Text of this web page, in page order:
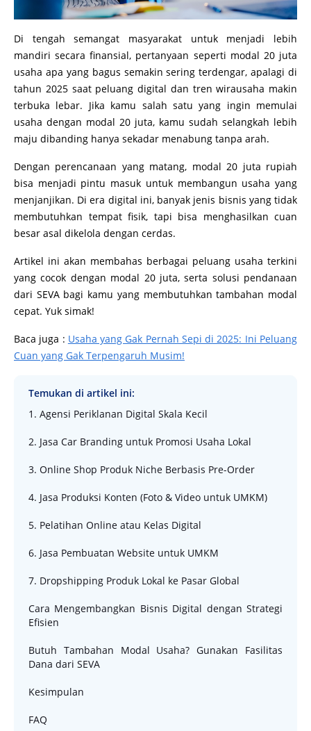
Di tengah semangat masyarakat untuk menjadi lebih
mandiri secara finansial, pertanyaan seperti modal 20 juta
usaha apa yang bagus semakin sering terdengar, apalagi di
tahun 2025 saat peluang digital dan tren wirausaha makin
terbuka lebar. Jika kamu salah satu yang ingin memulai
usaha dengan modal 20 juta, kamu sudah selangkah lebih
maju dibanding hanya sekadar menabung tanpa arah.
Dengan perencanaan yang matang, modal 20 juta rupiah
bisa menjadi pintu masuk untuk membangun usaha yang
menjanjikan. Di era digital ini, banyak jenis bisnis yang tidak
membutuhkan tempat fisik, tapi bisa menghasilkan cuan
besar asal dikelola dengan cerdas.
Artikel ini akan membahas berbagai peluang usaha terkini
yang cocok dengan modal 20 juta, serta solusi pendanaan
dari SEVA bagi kamu yang membutuhkan tambahan modal
cepat. Yuk simak!
Baca juga : Usaha yang Gak Pernah Sepi di 2025: Ini Peluang
Cuan yang Gak Terpengaruh Musim!
Temukan di artikel ini:
1. Agensi Periklanan Digital Skala Kecil
2. Jasa Car Branding untuk Promosi Usaha Lokal
3. Online Shop Produk Niche Berbasis Pre-Order
4. Jasa Produksi Konten (Foto & Video untuk UMKM)
5. Pelatihan Online atau Kelas Digital
6. Jasa Pembuatan Website untuk UMKM
7. Dropshipping Produk Lokal ke Pasar Global
Cara Mengembangkan Bisnis Digital dengan Strategi
Efisien
Butuh Tambahan Modal Usaha? Gunakan Fasilitas
Dana dari SEVA
Kesimpulan
FAQ